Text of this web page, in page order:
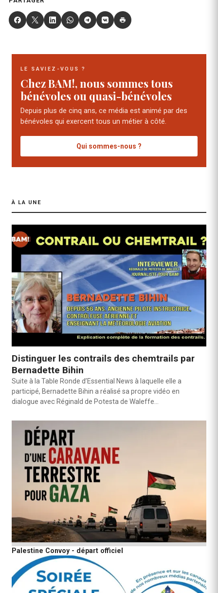
LE SAVIEZ-VOUS ?
Chez BAM!, nous sommes tous
bénévoles ou quasi-bénévoles
Depuis plus de cinq ans, ce média est animé par des
bénévoles qui exercent tous un métier à côté.
Qui sommes-nous ?
À LA UNE
Distinguer les contrails des chemtrails par
Bernadette Bihin
Suite à la Table Ronde d’Essential News à laquelle elle a
participé, Bernadette Bihin a réalisé sa propre vidéo en
dialogue avec Réginald de Potesta de Waleffe…
Palestine Convoy - départ officiel